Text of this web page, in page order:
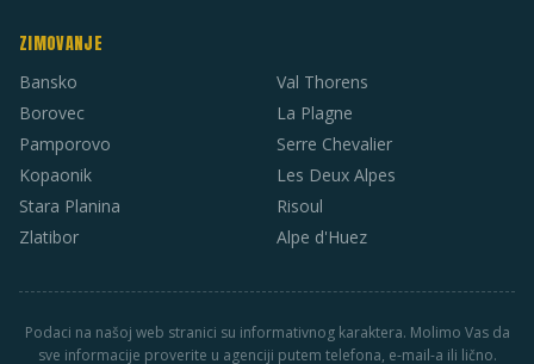
ZIMOVANJE
Bansko
Borovec
Pamporovo
Kopaonik
Stara Planina
Zlatibor
Val Thorens
La Plagne
Serre Chevalier
Les Deux Alpes
Risoul
Alpe d'Huez
Podaci na našoj web stranici su informativnog karaktera. Molimo Vas da
sve informacije proverite u agenciji putem telefona, e-mail-a ili lično.